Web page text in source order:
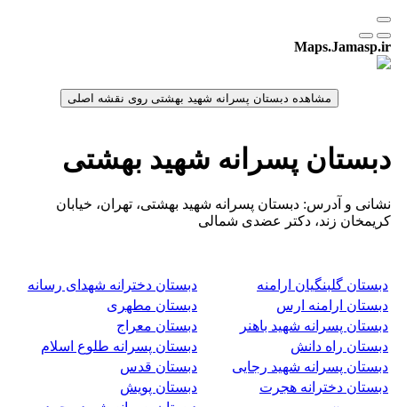
Maps.Jamasp.ir
دبستان پسرانه شهید بهشتی
نشانی و آدرس: دبستان پسرانه شهید بهشتی، تهران، خیابان
کریمخان زند، دکتر عضدی شمالی
دبستان گلبنگیان ارامنه
دبستان دخترانه شهدای رسانه
دبستان ارامنه ارس
دبستان مطهری
دبستان پسرانه شهید باهنر
دبستان معراج
دبستان راه دانش
دبستان پسرانه طلوع اسلام
دبستان پسرانه شهید رجایی
دبستان قدس
دبستان دخترانه هجرت
دبستان پویش